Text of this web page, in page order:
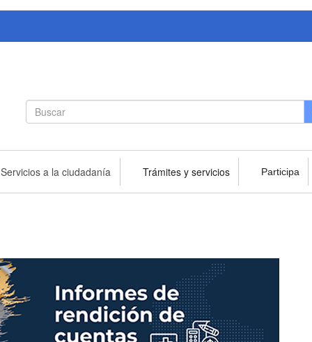
Search
form
Buscar
Servicios a la ciudadanía Trámites y servicios Participa